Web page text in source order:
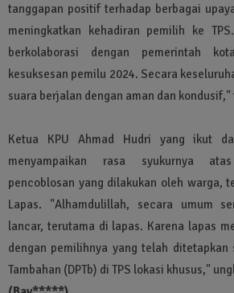
tanggapan positif terhadap berbagai
meningkatkan kehadiran pemilih ke
berkolaborasi dengan pemerintah
kesuksesan pemilu 2024. Secara
suara berjalan dengan aman dan
Ketua KPU Ahmad Hudri yang ikut
menyampaikan rasa syukurnya
pencoblosan yang dilakukan oleh warga,
Lapas. "Alhamdulillah, secara umum
lancar, terutama di lapas. Karena lapas
dengan pemilihnya yang telah ditetapkan
Tambahan (DPTb) di TPS lokasi khusus,"